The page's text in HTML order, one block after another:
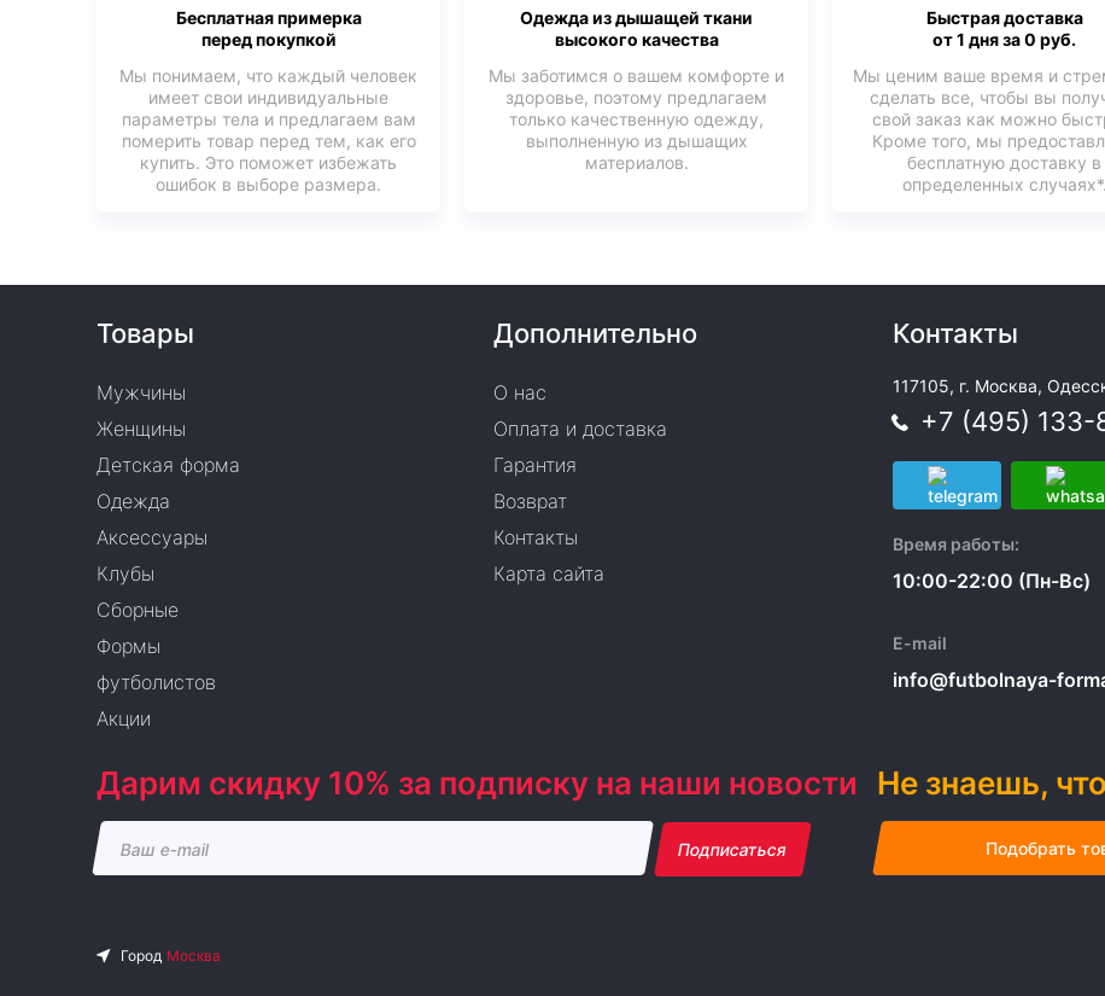
Бесплатная примерка
перед покупкой
Мы понимаем, что каждый человек
имеет свои индивидуальные
параметры тела и предлагаем вам
померить товар перед тем, как его
купить. Это поможет избежать
ошибок в выборе размера.
Одежда из дышащей ткани
высокого качества
Мы заботимся о вашем комфорте и
здоровье, поэтому предлагаем
только качественную одежду,
выполненную из дышащих
материалов.
Быстрая доставка
от 1 дня за 0 руб.
Мы ценим ваше время и
сделать все, чтобы вы
свой заказ как можно
Кроме того, мы
бесплатную доставку в
определенных случаях*.
Товары
Мужчины
Женщины
Детская форма
Одежда
Аксессуары
Клубы
Сборные
Формы
футболистов
Акции
Дополнительно
О нас
Оплата и доставка
Гарантия
Возврат
Контакты
Карта сайта
Контакты
117105, г. Москва,
+7 (495) 133-
Время работы:
10:00-22:00 (Пн-Вс)
E-mail
info@futbolnaya-
Дарим скидку 10% за подписку на наши новости
Подписаться
Не знаешь,
Подобрать